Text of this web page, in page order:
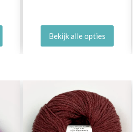
Bekijk alle opties